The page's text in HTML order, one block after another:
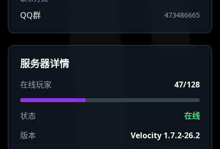
QQ群 473486665
服务器详情
在线玩家 47/128
状态
在线
版本
Velocity 1.7.2-26.2